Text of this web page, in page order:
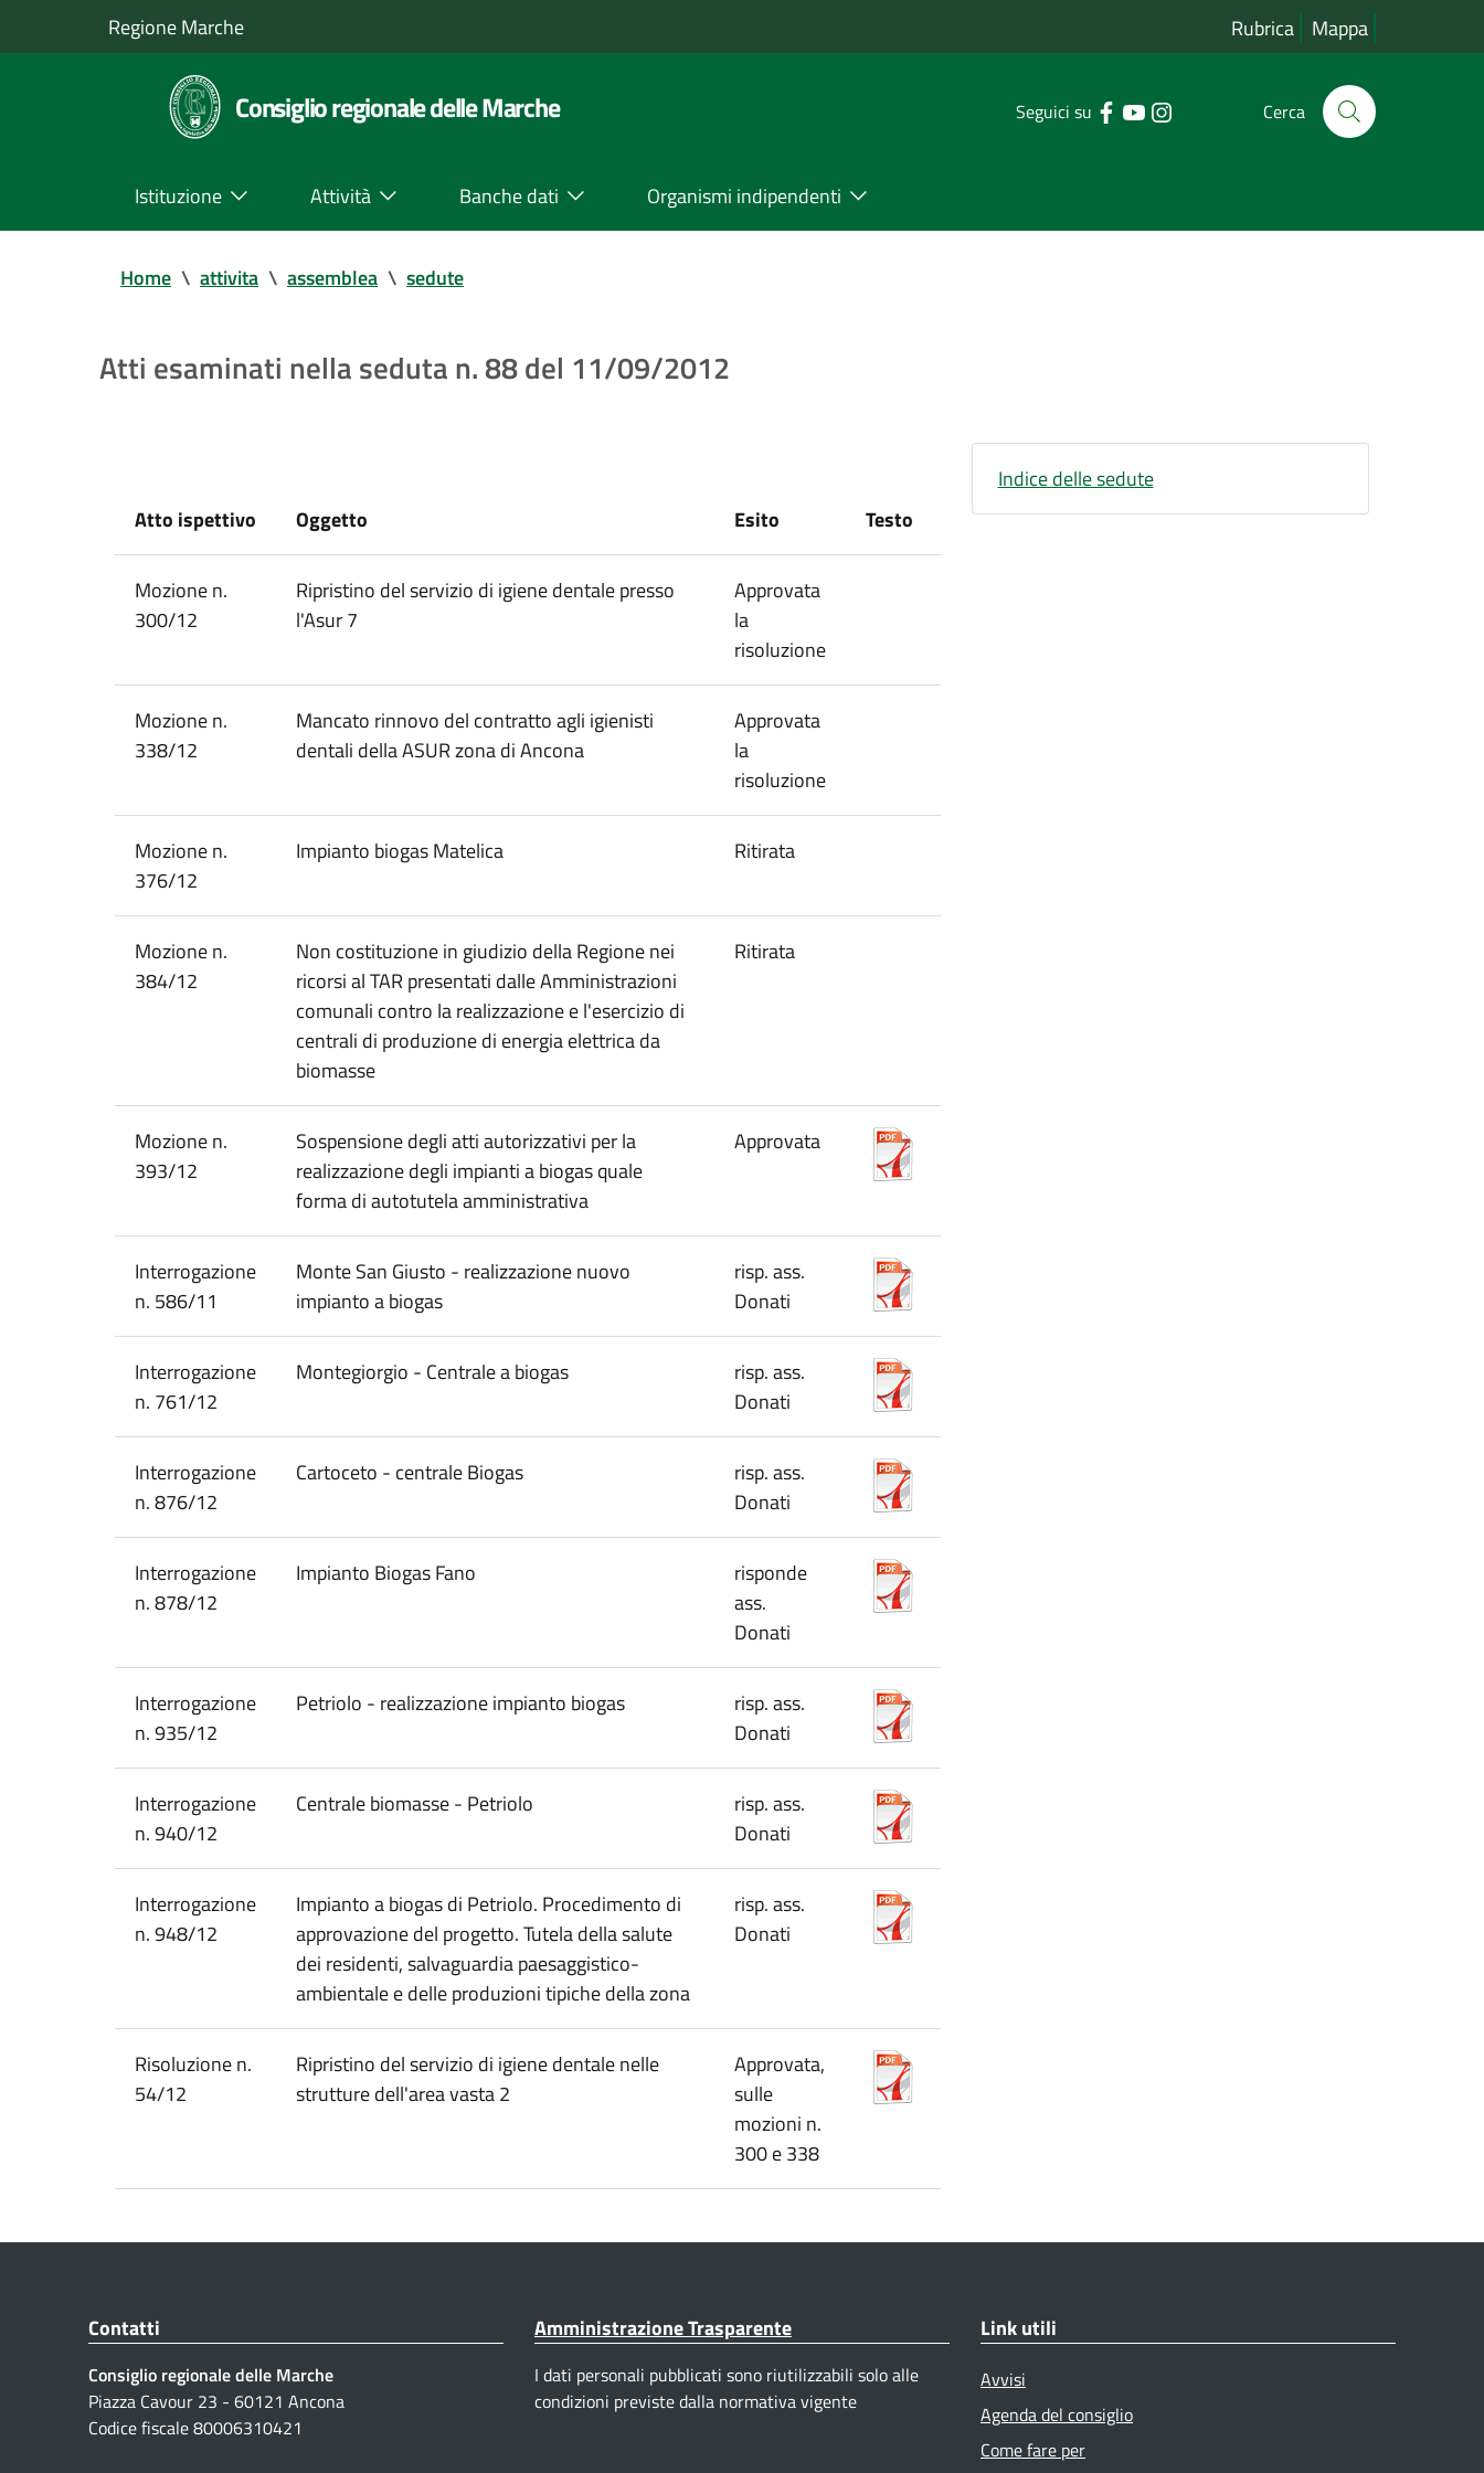
Regione Marche Rubrica Mappa
Consiglio regionale delle Marche Seguici su Cerca
Istituzione Attività Banche dati Organismi indipendenti
Home \ attivita \ assemblea \ sedute
Atti esaminati nella seduta n. 88 del 11/09/2012
Atto ispettivo Oggetto Esito Testo
Mozione n.
300/12
Ripristino del servizio di igiene dentale presso
l'Asur 7
Approvata
la
risoluzione
Mozione n.
338/12
Mancato rinnovo del contratto agli igienisti
dentali della ASUR zona di Ancona
Approvata
la
risoluzione
Mozione n.
376/12
Impianto biogas Matelica Ritirata
Mozione n.
384/12
Non costituzione in giudizio della Regione nei
ricorsi al TAR presentati dalle Amministrazioni
comunali contro la realizzazione e l'esercizio di
centrali di produzione di energia elettrica da
biomasse
Ritirata
Mozione n.
393/12
Sospensione degli atti autorizzativi per la
realizzazione degli impianti a biogas quale
forma di autotutela amministrativa
Approvata
Interrogazione
n. 586/11
Monte San Giusto - realizzazione nuovo
impianto a biogas
risp. ass.
Donati
Interrogazione
n. 761/12
Montegiorgio - Centrale a biogas
risp. ass.
Donati
Interrogazione
n. 876/12
Cartoceto - centrale Biogas
risp. ass.
Donati
Interrogazione
n. 878/12
Impianto Biogas Fano
risponde
ass.
Donati
Interrogazione
n. 935/12
Petriolo - realizzazione impianto biogas
risp. ass.
Donati
Interrogazione
n. 940/12
Centrale biomasse - Petriolo
risp. ass.
Donati
Interrogazione
n. 948/12
Impianto a biogas di Petriolo. Procedimento di
approvazione del progetto. Tutela della salute
dei residenti, salvaguardia paesaggistico-
ambientale e delle produzioni tipiche della zona
risp. ass.
Donati
Risoluzione n.
54/12
Ripristino del servizio di igiene dentale nelle
strutture dell'area vasta 2
Approvata,
sulle
mozioni n.
300 e 338
Indice delle sedute
Contatti
Consiglio regionale delle Marche
Piazza Cavour 23 - 60121 Ancona
Codice fiscale 80006310421
Amministrazione Trasparente
I dati personali pubblicati sono riutilizzabili solo alle
condizioni previste dalla normativa vigente
Link utili
Avvisi
Agenda del consiglio
Come fare per